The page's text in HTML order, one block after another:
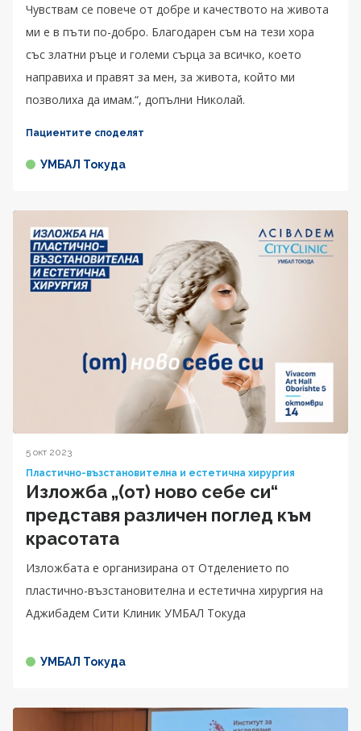
Чувствам се повече от добре и качеството на живота
ми е в пъти по-добро. Благодарен съм на тези хора
със златни ръце и големи сърца за всичко, което
направиха и правят за мен, за живота, който ми
позволиха да имам.“, допълни Николай.
Пациентите споделят
УМБАЛ Токуда
5 окт 2023
Пластично-възстановителна и естетична хирургия
Изложба „(от) ново себе си“
представя различен поглед към
красотата
Изложбата е организирана от Отделението по
пластично-възстановителна и естетична хирургия на
Аджибадем Сити Клиник УМБАЛ Токуда
УМБАЛ Токуда